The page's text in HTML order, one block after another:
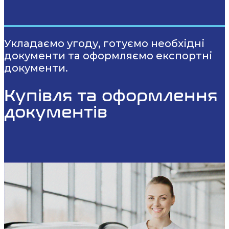
Укладаємо угоду, готуємо необхідні
документи та оформляємо експортні
документи.
Купівля та оформлення
документів